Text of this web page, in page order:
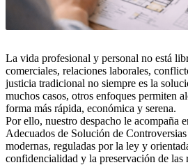
La vida profesional y personal no está
comerciales, relaciones laborales,
justicia tradicional no siempre es la
muchos casos, otros enfoques permiten
forma más rápida, económica y serena.
Por ello, nuestro despacho le acompaña
Adecuados de Solución de
modernas, reguladas por la ley y
confidencialidad y la preservación de las